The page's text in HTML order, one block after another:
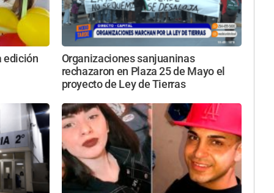
edición
Organizaciones sanjuaninas
rechazaron en Plaza 25 de Mayo el
proyecto de Ley de Tierras